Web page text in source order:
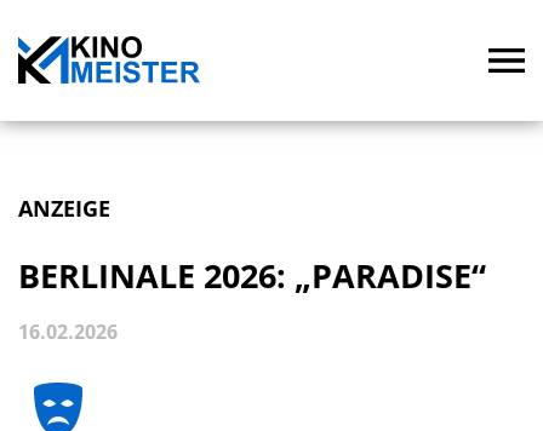
ANZEIGE
BERLINALE 2026: „PARADISE“
16.02.2026